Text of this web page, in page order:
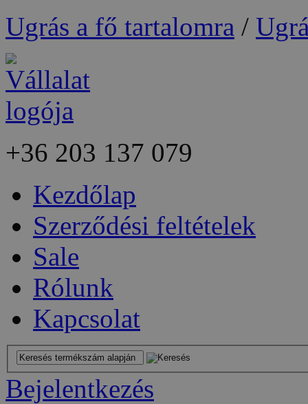
Ugrás a fő tartalomra /
+36 203 137 079
Kezdőlap
Szerződési feltételek
Sale
Rólunk
Kapcsolat
Bejelentkezés